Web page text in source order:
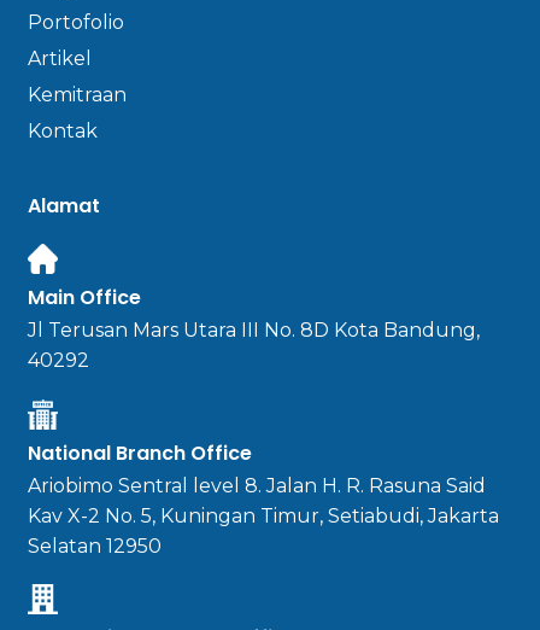
Portofolio
Artikel
Kemitraan
Kontak
Alamat
Main Office
Jl Terusan Mars Utara III No. 8D Kota Bandung,
40292
National Branch Office
Ariobimo Sentral level 8. Jalan H. R. Rasuna Said
Kav X-2 No. 5, Kuningan Timur, Setiabudi, Jakarta
Selatan 12950